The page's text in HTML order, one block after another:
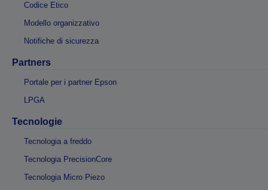
Codice Etico
Modello organizzativo
Notifiche di sicurezza
Partners
Portale per i partner Epson
LPGA
Tecnologie
Tecnologia a freddo
Tecnologia PrecisionCore
Tecnologia Micro Piezo